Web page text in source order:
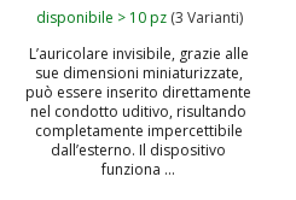
disponibile > 10 pz (3 Varianti)
L’auricolare invisibile, grazie alle
sue dimensioni miniaturizzate,
può essere inserito direttamente
nel condotto uditivo, risultando
completamente impercettibile
dall’esterno. Il dispositivo
funziona ...